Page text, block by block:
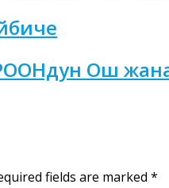
Ош
fields are marked *